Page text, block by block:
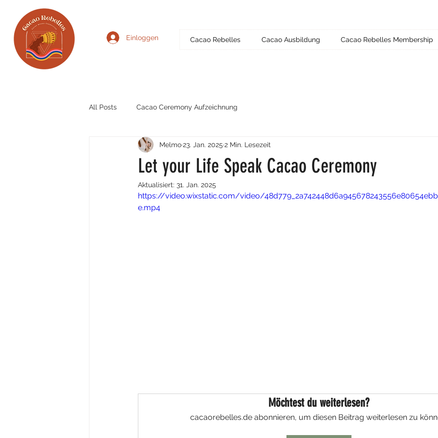
Einloggen Cacao Rebelles Cacao Ausbildung Cacao Rebelles Membership
All Posts Cacao Ceremony Aufzeichnung
Let your Life Speak Cacao Ceremony
Melmo23. Jan. 2025 2 Min. Lesezeit
Aktualisiert: 31. Jan. 2025
https://video.wixstatic.com/video/
e.mp4
Möchtest du weiterlesen?
cacaorebelles.de abonnieren, um diesen Beitrag weiterlesen zu